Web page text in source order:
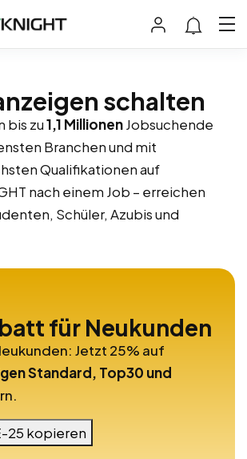
schalten
bis zu1,1 MillionenJobsuchende
Branchen und mit
Qualifikationen auf
nach einem Job – erreichen
Schüler, Azubis und
für Neukunden
Jetzt 25% auf
Standard, Top30 und
25 kopieren